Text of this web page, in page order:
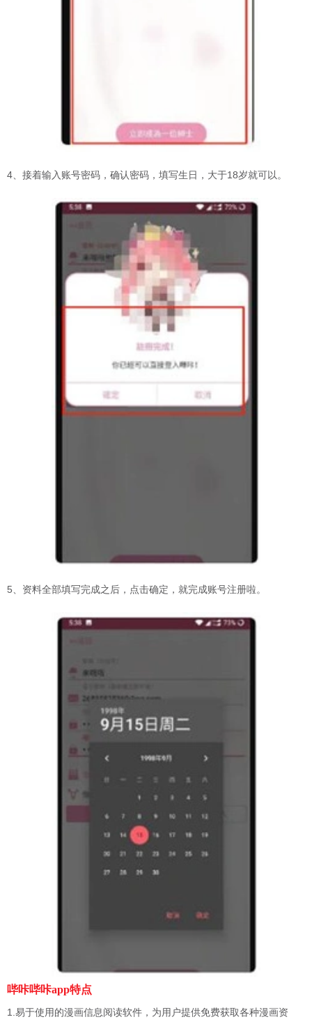
4、接着输入账号密码，确认密码，填写生日，大于18岁就可以。
5、资料全部填写完成之后，点击确定，就完成账号注册啦。
哔咔哔咔app特点
1.易于使用的漫画信息阅读软件，为用户提供免费获取各种漫画资